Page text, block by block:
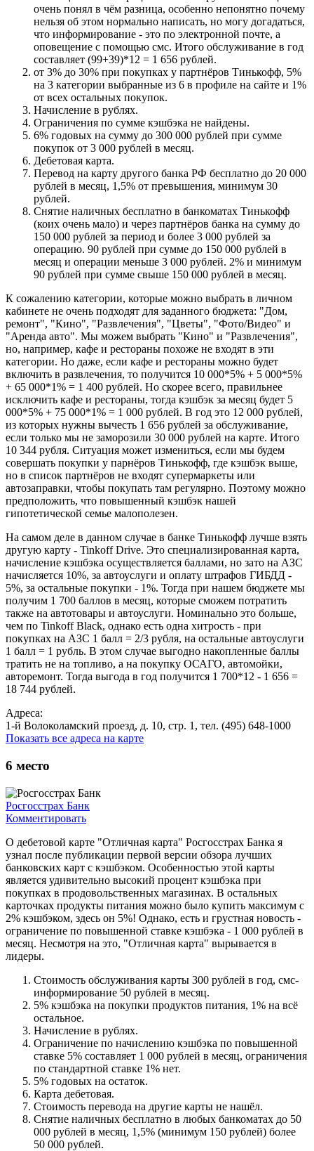
очень понял в чём разница, особенно непонятно почему
нельзя об этом нормально написать, но могу догадаться,
что информирование - это по электронной почте, а
оповещение с помощью смс. Итого обслуживание в год
составляет (99+39)*12 = 1 656 рублей.
от 3% до 30% при покупках у партнёров Тинькофф, 5%
на 3 категории выбранные из 6 в профиле на сайте и 1%
от всех остальных покупок.
Начисление в рублях.
Ограничения по сумме кэшбэка не найдены.
6% годовых на сумму до 300 000 рублей при сумме
покупок от 3 000 рублей в месяц.
Дебетовая карта.
Перевод на карту другого банка РФ бесплатно до 20 000
рублей в месяц, 1,5% от превышения, минимум 30
рублей.
Снятие наличных бесплатно в банкоматах Тинькофф
(коих очень мало) и через партнёров банка на сумму до
150 000 рублей за период и более 3 000 рублей за
операцию. 90 рублей при сумме до 150 000 рублей в
месяц и операции меньше 3 000 рублей. 2% и минимум
90 рублей при сумме свыше 150 000 рублей в месяц.
К сожалению категории, которые можно выбрать в личном
кабинете не очень подходят для заданного бюджета: "Дом,
ремонт", "Кино", "Развлечения", "Цветы", "Фото/Видео" и
"Аренда авто". Мы можем выбрать "Кино" и "Развлечения",
но, например, кафе и рестораны похоже не входят в эти
категории. Но даже, если кафе и рестораны можно будет
включить в развлечения, то получится 10 000*5% + 5 000*5%
+ 65 000*1% = 1 400 рублей. Но скорее всего, правильнее
исключить кафе и рестораны, тогда кэшбэк за месяц будет 5
000*5% + 75 000*1% = 1 000 рублей. В год это 12 000 рублей,
из которых нужны вычесть 1 656 рублей за обслуживание,
если только мы не заморозили 30 000 рублей на карте. Итого
10 344 рубля. Ситуация может измениться, если мы будем
совершать покупки у парнёров Тинькофф, где кэшбэк выше,
но в список партнёров не входят супермаркеты или
автозаправки, чтобы покупать там регулярно. Поэтому можно
предположить, что повышенный кэшбэк нашей
гипотетической семье малополезен.
На самом деле в данном случае в банке Тинькофф лучше взять
другую карту - Tinkoff Drive. Это специализированная карта,
начисление кэшбэка осуществляется баллами, но зато на АЗС
начисляется 10%, за автоуслуги и оплату штрафов ГИБДД -
5%, за остальные покупки - 1%. Тогда при нашем бюджете мы
получим 1 700 баллов в месяц, которые сможем потратить
также на автотовары и автоуслуги. Номинально это больше,
чем по Tinkoff Black, однако есть одна хитрость - при
покупках на АЗС 1 балл = 2/3 рубля, на остальные автоуслуги
1 балл = 1 рубль. В этом случае выгодно накопленные баллы
тратить не на топливо, а на покупку ОСАГО, автомойки,
авторемонт. Тогда выгода в год получится 1 700*12 - 1 656 =
18 744 рублей.
Адреса:
1-й Волоколамский проезд, д. 10, стр. 1, тел. (495) 648-1000
Показать все адреса на карте
6 место
Росгосстрах Банк
Комментировать
О дебетовой карте "Отличная карта" Росгосстрах Банка я
узнал после публикации первой версии обзора лучших
банковских карт с кэшбэком. Особенностью этой карты
является удивительно высокий процент кэшбэка при
покупках в продовольственных магазинах. В остальных
карточках продукты питания можно было купить максимум с
2% кэшбэком, здесь он 5%! Однако, есть и грустная новость -
ограничение по повышенной ставке кэшбэка - 1 000 рублей в
месяц. Несмотря на это, "Отличная карта" вырывается в
лидеры.
Стоимость обслуживания карты 300 рублей в год, смс-
информирование 50 рублей в месяц.
5% кэшбэка на покупки продуктов питания, 1% на всё
остальное.
Начисление в рублях.
Ограничение по начислению кэшбэка по повышенной
ставке 5% составляет 1 000 рублей в месяц, ограничения
по стандартной ставке 1% нет.
5% годовых на остаток.
Карта дебетовая.
Стоимость перевода на другие карты не нашёл.
Снятие наличных бесплатно в любых банкоматах до 50
000 рублей в месяц, 1,5% (минимум 150 рублей) более
50 000 рублей.